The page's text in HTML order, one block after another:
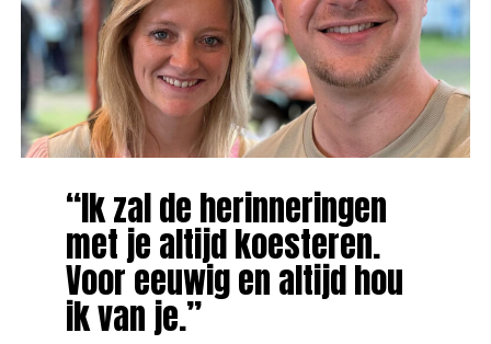
“Ik zal de herinneringen
met je altijd koesteren.
Voor eeuwig en altijd hou
ik van je.”